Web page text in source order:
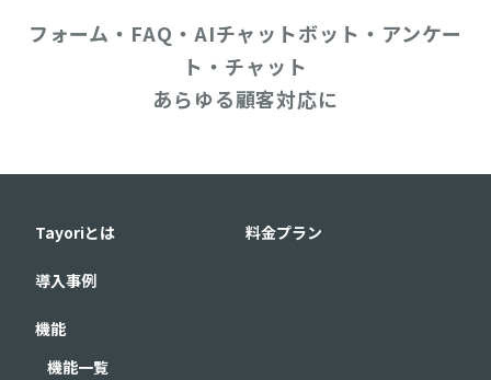
フォーム・FAQ・AIチャットボット・アンケー
ト・チャット
あらゆる顧客対応に
Tayoriとは 料金プラン
導入事例
機能
機能一覧